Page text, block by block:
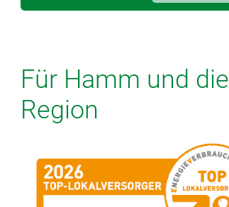
Für Hamm und die
Region